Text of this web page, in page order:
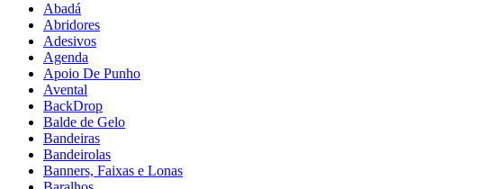
Abadá
Abridores
Adesivos
Agenda
Apoio De Punho
Avental
BackDrop
Balde de Gelo
Bandeiras
Bandeirolas
Banners, Faixas e Lonas